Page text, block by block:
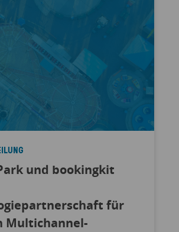
und bookingkit
für
Multichannel-